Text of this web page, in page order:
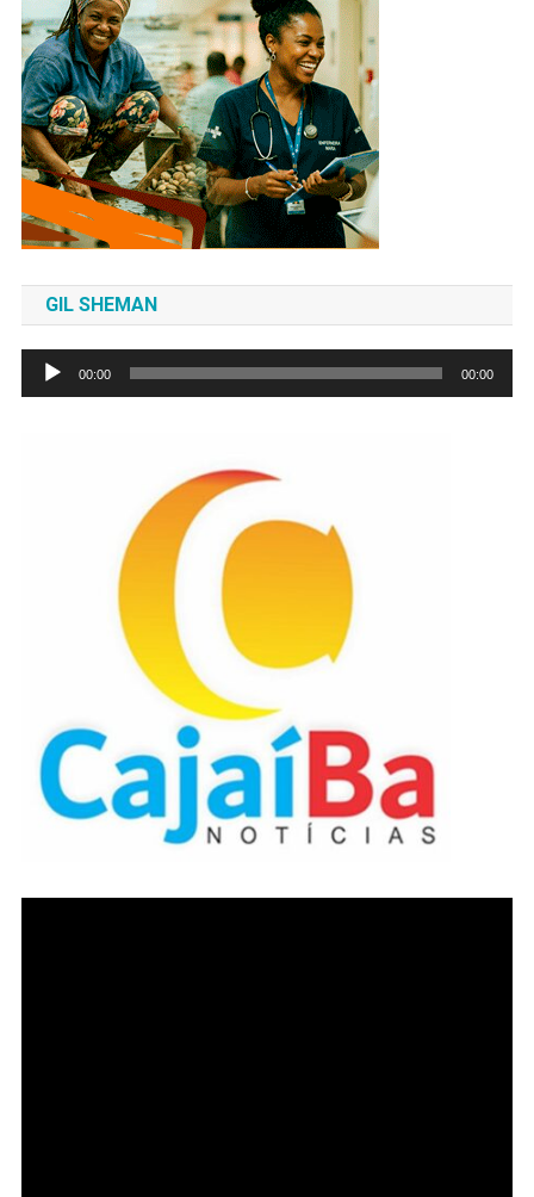
GIL SHEMAN
Tocador
00:00 00:00